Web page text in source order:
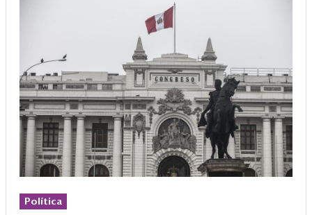
Política